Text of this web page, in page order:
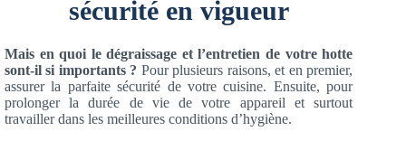
sécurité en vigueur
Mais en quoi le dégraissage et l’entretien de votre hotte
sont-il si importants ? Pour plusieurs raisons, et en premier,
assurer la parfaite sécurité de votre cuisine. Ensuite, pour
prolonger la durée de vie de votre appareil et surtout
travailler dans les meilleures conditions d’hygiène.